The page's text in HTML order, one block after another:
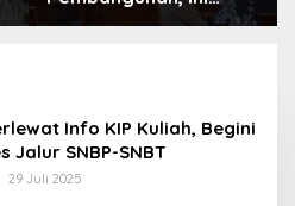
Boleh Hanya Dikaitkan
Info KIP Kuliah, Begini
Jalur SNBP-SNBT
29 Juli 2025